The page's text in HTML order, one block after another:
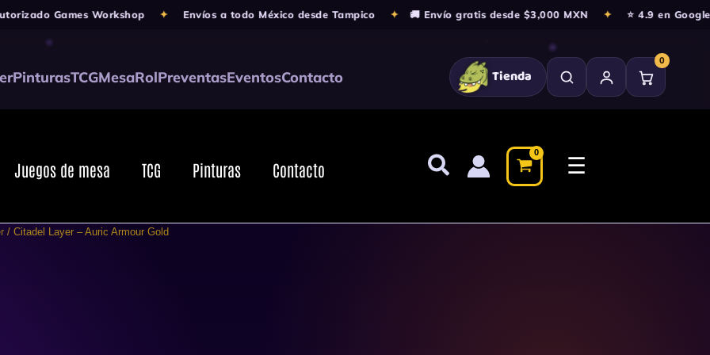
Games Workshop ✦ Envíos a todo México desde Tampico ✦ 🚚 Envío gratis desde $3,000 MXN ✦ ⭐ 4.9 en Google ·
PinturasTCGMesaRolPreventasEventosContacto Tienda
0
Juegos de mesa TCG Pinturas Contacto ☰
/ Citadel Layer – Auric Armour Gold